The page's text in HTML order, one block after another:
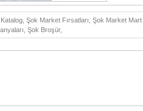
Şok Market Fırsatları, Şok Market Mart
Şok Broşür,